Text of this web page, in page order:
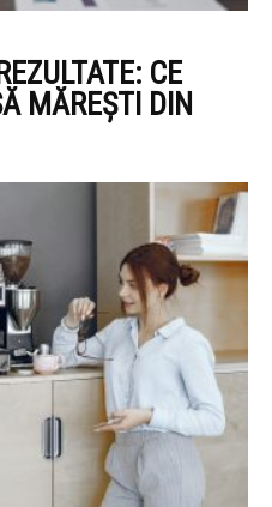
CE
MĂREȘTI DIN